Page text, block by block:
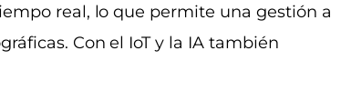
real, lo que permite una gestión a
Con el IoT y la IA también